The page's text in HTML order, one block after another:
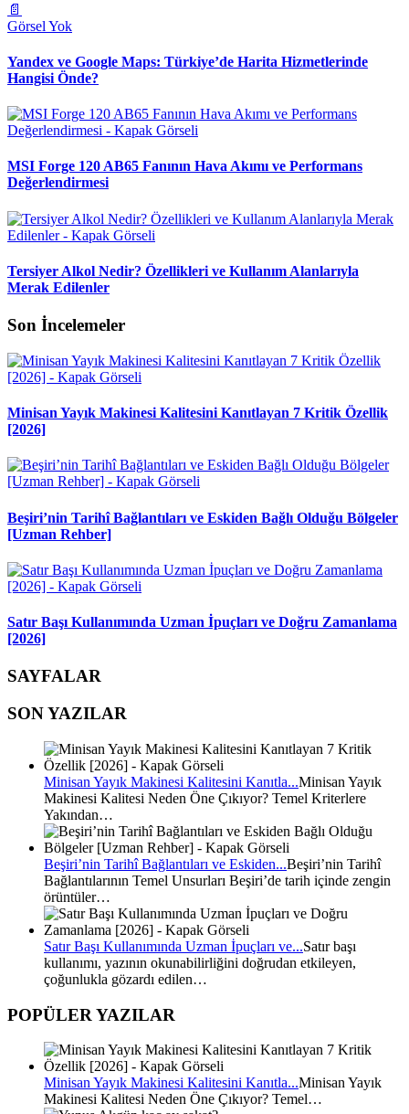
📄
Görsel Yok
Yandex ve Google Maps: Türkiye’de Harita Hizmetlerinde
Hangisi Önde?
MSI Forge 120 AB65 Fanının Hava Akımı ve Performans
Değerlendirmesi
Tersiyer Alkol Nedir? Özellikleri ve Kullanım Alanlarıyla
Merak Edilenler
Son İncelemeler
Minisan Yayık Makinesi Kalitesini Kanıtlayan 7 Kritik Özellik
[2026]
Beşiri’nin Tarihî Bağlantıları ve Eskiden Bağlı Olduğu Bölgeler
[Uzman Rehber]
Satır Başı Kullanımında Uzman İpuçları ve Doğru Zamanlama
[2026]
SAYFALAR
SON YAZILAR
Minisan Yayık Makinesi Kalitesini Kanıtla...Minisan Yayık
Makinesi Kalitesi Neden Öne Çıkıyor? Temel Kriterlere
Yakından…
Beşiri’nin Tarihî Bağlantıları ve Eskiden...Beşiri’nin Tarihî
Bağlantılarının Temel Unsurları Beşiri’de tarih içinde zengin
örüntüler…
Satır Başı Kullanımında Uzman İpuçları ve...Satır başı
kullanımı, yazının okunabilirliğini doğrudan etkileyen,
çoğunlukla gözardı edilen…
POPÜLER YAZILAR
Minisan Yayık Makinesi Kalitesini Kanıtla...Minisan Yayık
Makinesi Kalitesi Neden Öne Çıkıyor? Temel…